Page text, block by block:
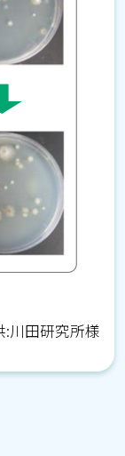
:川田研究所様